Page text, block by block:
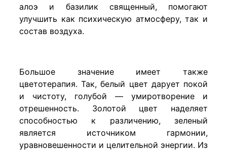
алоэ и базилик священный, помогают
улучшить как психическую атмосферу, так и
состав воздуха.
Большое значение имеет также
цветотерапия. Так, белый цвет дарует покой
и чистоту, голубой — умиротворение и
отрешенность. Золотой цвет наделяет
способностью к различению, зеленый
является источником гармонии,
уравновешенности и целительной энергии. Из